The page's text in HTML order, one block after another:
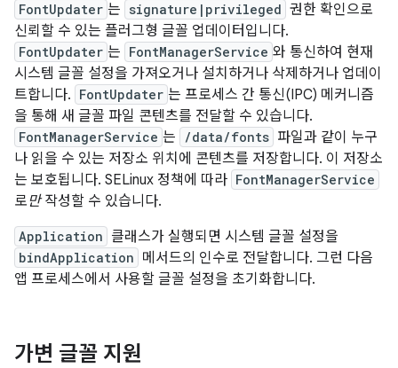
FontUpdater 는 signature|privileged 권한 확인으로
신뢰할 수 있는 플러그형 글꼴 업데이터입니다.
FontUpdater 는 FontManagerService 와 통신하여 현재
시스템 글꼴 설정을 가져오거나 설치하거나 삭제하거나 업데이
트합니다. FontUpdater 는 프로세스 간 통신(IPC) 메커니즘
을 통해 새 글꼴 파일 콘텐츠를 전달할 수 있습니다.
FontManagerService 는 /data/fonts 파일과 같이 누구
나 읽을 수 있는 저장소 위치에 콘텐츠를 저장합니다. 이 저장소
는 보호됩니다. SELinux 정책에 따라 FontManagerService
로만작성할 수 있습니다.
Application 클래스가 실행되면 시스템 글꼴 설정을
bindApplication 메서드의 인수로 전달합니다. 그런 다음
앱 프로세스에서 사용할 글꼴 설정을 초기화합니다.
가변 글꼴 지원